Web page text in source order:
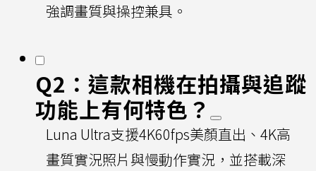
強調畫質與操控兼具。
Q2：這款相機在拍攝與追蹤
功能上有何特色？
Luna Ultra支援4K60fps美顏直出、4K高
畫質實況照片與慢動作實況，並搭載深